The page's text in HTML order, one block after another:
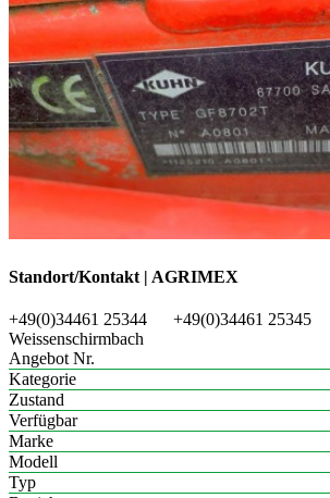
Standort/Kontakt | AGRIMEX
+49(0)34461 25344 +49(0)34461 25345
Weissenschirmbach
Angebot Nr.
Kategorie
Zustand
Verfügbar
Marke
Modell
Typ